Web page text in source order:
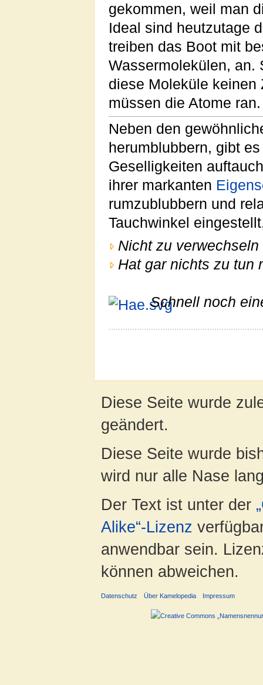
gekommen, weil man
Ideal sind heutzutage
treiben das Boot mit
Wassermolekülen, an.
diese Moleküle keinen
müssen die Atome ran.
Neben den
herumblubbern, gibt
Geselligkeiten
ihrer markanten
rumzublubbern und
Tauchwinkel
Nicht zu verwechseln
Hat gar nichts zu tun
Schnell noch
Diese Seite wurde
geändert.
Diese Seite wurde
wird nur alle Nase
Der Text ist unter der
Alike“-Lizenz
anwendbar sein.
können abweichen.
Datenschutz Über Kamelopedia Impressum